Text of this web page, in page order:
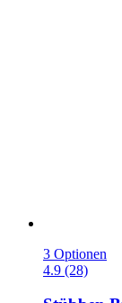
3 Optionen
4.9 (28)